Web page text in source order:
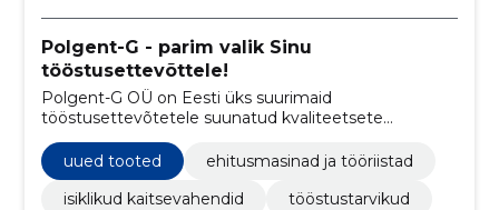
Polgent-G - parim valik Sinu
tööstusettevõttele!
Polgent-G OÜ on Eesti üks suurimaid
tööstusettevõtetele suunatud kvaliteetsete
tööstustarvikute maaletoojaid. Meie eesmärk on
pakkuda kõrgeima väärtusega usaldusväärset ja
paindlikku teenust.
uued tooted
ehitusmasinad ja tööriistad
isiklikud kaitsevahendid
tööstustarvikud